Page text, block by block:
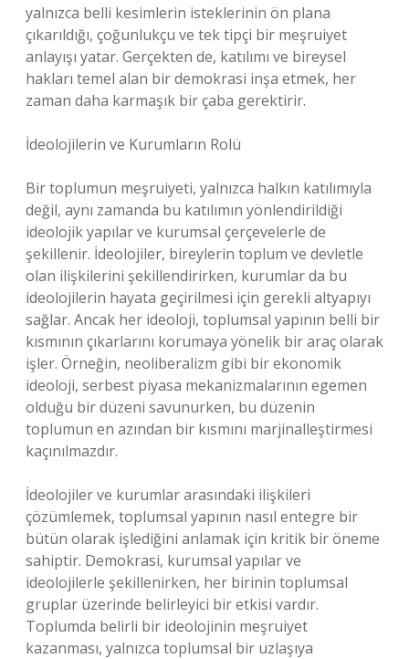
yalnızca belli kesimlerin isteklerinin ön plana
çıkarıldığı, çoğunlukçu ve tek tipçi bir meşruiyet
anlayışı yatar. Gerçekten de, katılımı ve bireysel
hakları temel alan bir demokrasi inşa etmek, her
zaman daha karmaşık bir çaba gerektirir.
İdeolojilerin ve Kurumların Rolü
Bir toplumun meşruiyeti, yalnızca halkın katılımıyla
değil, aynı zamanda bu katılımın yönlendirildiği
ideolojik yapılar ve kurumsal çerçevelerle de
şekillenir. İdeolojiler, bireylerin toplum ve devletle
olan ilişkilerini şekillendirirken, kurumlar da bu
ideolojilerin hayata geçirilmesi için gerekli altyapıyı
sağlar. Ancak her ideoloji, toplumsal yapının belli bir
kısmının çıkarlarını korumaya yönelik bir araç olarak
işler. Örneğin, neoliberalizm gibi bir ekonomik
ideoloji, serbest piyasa mekanizmalarının egemen
olduğu bir düzeni savunurken, bu düzenin
toplumun en azından bir kısmını marjinalleştirmesi
kaçınılmazdır.
İdeolojiler ve kurumlar arasındaki ilişkileri
çözümlemek, toplumsal yapının nasıl entegre bir
bütün olarak işlediğini anlamak için kritik bir öneme
sahiptir. Demokrasi, kurumsal yapılar ve
ideolojilerle şekillenirken, her birinin toplumsal
gruplar üzerinde belirleyici bir etkisi vardır.
Toplumda belirli bir ideolojinin meşruiyet
kazanması, yalnızca toplumsal bir uzlaşıya